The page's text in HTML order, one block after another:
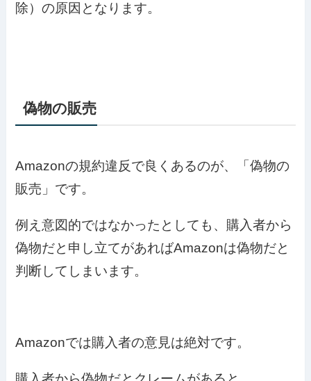
除）の原因となります。
偽物の販売
Amazonの規約違反で良くあるのが、「偽物の
販売」です。
例え意図的ではなかったとしても、購入者から
偽物だと申し立てがあればAmazonは偽物だと
判断してしまいます。
Amazonでは購入者の意見は絶対です。